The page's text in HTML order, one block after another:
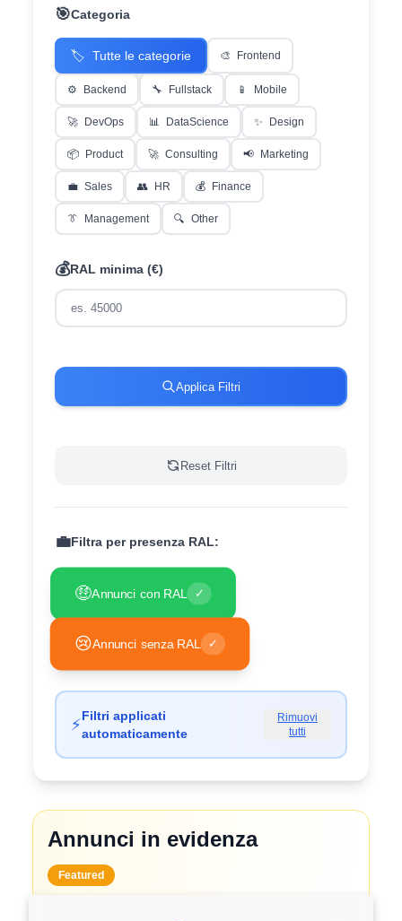
🎯Categoria
🏷️ Tutte le categorie 🎨 Frontend
⚙️ Backend 🔧 Fullstack 📱 Mobile
🚀 DevOps 📊 DataScience ✨ Design
📦 Product 🚀 Consulting 📢 Marketing
💼 Sales 👥 HR 💰 Finance
👔 Management 🔍 Other
💰RAL minima (€)
Applica Filtri
Reset Filtri
💼Filtra per presenza RAL:
🤑Annunci con RAL ✓
😢Annunci senza RAL ✓
⚡Filtri applicati
automaticamente
Rimuovi
tutti
Annunci in evidenza
Featured